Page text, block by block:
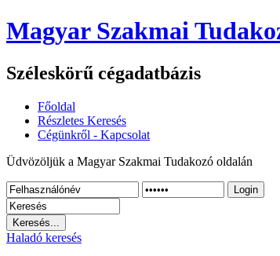
Magyar Szakmai
Széleskörű cégadatbázis
Főoldal
Részletes Keresés
Cégünkről - Kapcsolat
Üdvözöljük a Magyar Szakmai Tudakozó oldalán
Login
Haladó keresés